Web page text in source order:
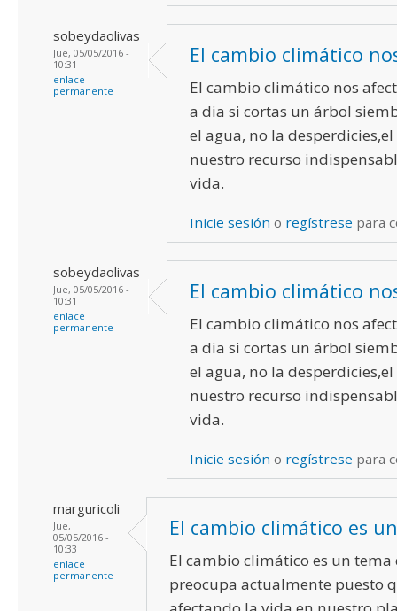
sobeydaolivas
Jue, 05/05/2016 -
10:31
enlace
permanente
El cambio climático
El cambio climático nos
a dia si cortas un árbol
el agua, no la desperdicies,el
nuestro recurso
vida.
Inicie sesión o regístrese para
sobeydaolivas
Jue, 05/05/2016 -
10:31
enlace
permanente
El cambio climático
El cambio climático nos
a dia si cortas un árbol
el agua, no la desperdicies,el
nuestro recurso
vida.
Inicie sesión o regístrese para
marguricoli
Jue,
05/05/2016 -
10:33
enlace
permanente
El cambio climático es un
El cambio climático es un tema
preocupa actualmente puesto